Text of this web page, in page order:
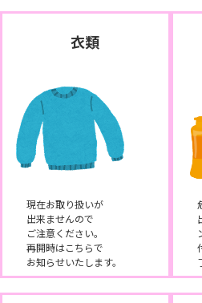
衣類
現在お取り扱いが
出来ませんので
ご注意ください。
再開時はこちらで
お知らせいたします。